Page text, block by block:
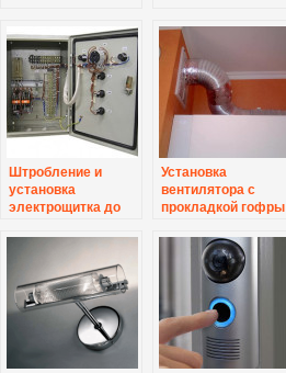
Штробление и
установка
электрощитка до
Установка
вентилятора с
прокладкой гофры